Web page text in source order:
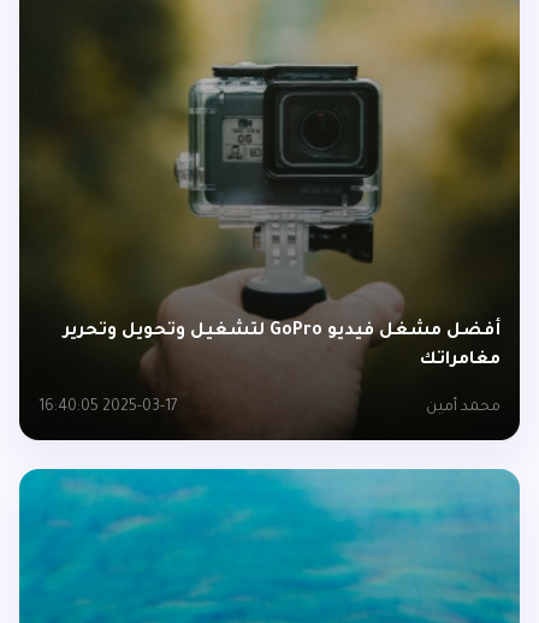
أفضل مشغل فيديو GoPro لتشغيل وتحويل وتحرير
مغامراتك
محمد أمين 2025-03-17 16:40:05